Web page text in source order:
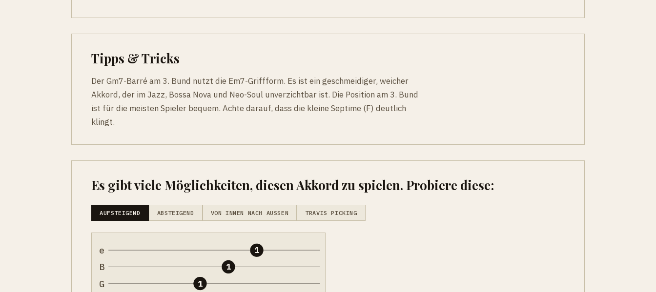
Tipps & Tricks
Der Gm7-Barré am 3. Bund nutzt die Em7-Griffform. Es ist ein geschmeidiger, weicher
Akkord, der im Jazz, Bossa Nova und Neo-Soul unverzichtbar ist. Die Position am 3. Bund
ist für die meisten Spieler bequem. Achte darauf, dass die kleine Septime (F) deutlich
klingt.
Es gibt viele Möglichkeiten, diesen Akkord zu spielen. Probiere diese:
AUFSTEIGEND ABSTEIGEND VON INNEN NACH AUSSEN TRAVIS PICKING
e
B
G
1
1
1